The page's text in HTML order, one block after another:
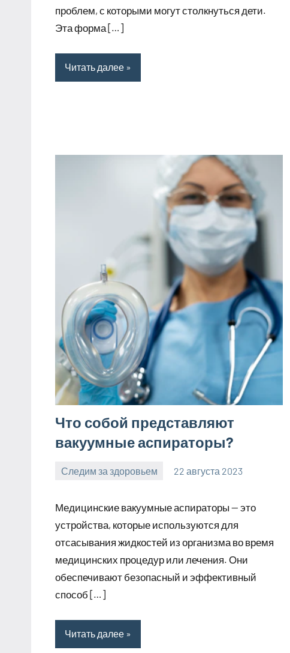
проблем, с которыми могут столкнуться дети.
Эта форма […]
Читать далее
Что собой представляют
вакуумные аспираторы?
Следим за здоровьем 22 августа 2023
Медицинские вакуумные аспираторы — это
устройства, которые используются для
отсасывания жидкостей из организма во время
медицинских процедур или лечения. Они
обеспечивают безопасный и эффективный
способ […]
Читать далее